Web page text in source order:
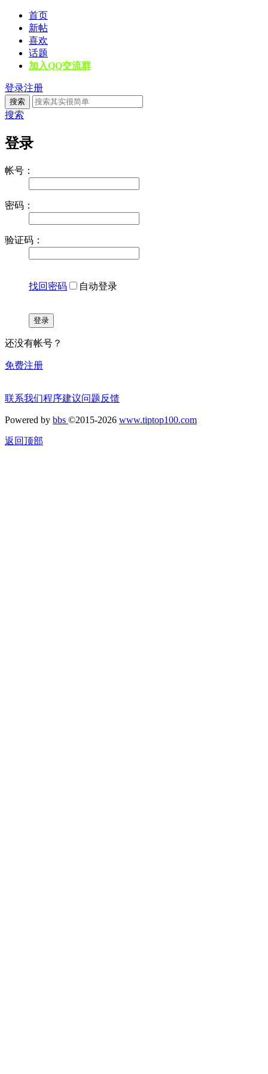
首页
新帖
喜欢
话题
加入QQ交流群
登录注册
搜索
搜索
登录
帐号：
密码：
验证码：
找回密码 自动登录
登录
还没有帐号？
免费注册
联系我们程序建议问题反馈
Powered by bbs ©2015-2026 www.tiptop100.com
返回顶部